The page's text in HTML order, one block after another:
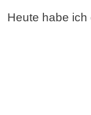
Heute habe